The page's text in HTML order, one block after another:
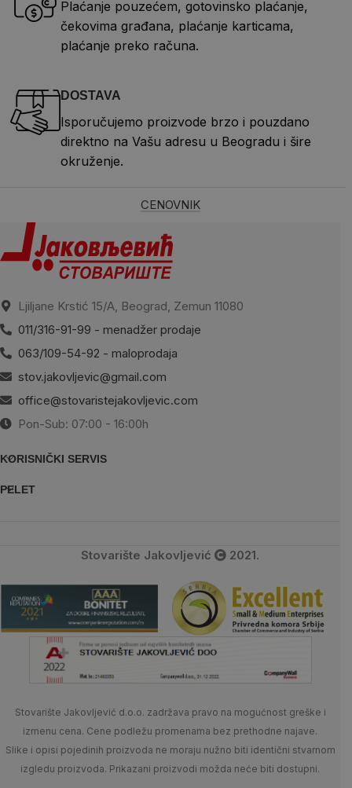
Plaćanje pouzećem, gotovinsko plaćanje,
čekovima građana, plaćanje karticama,
plaćanje preko računa.
DOSTAVA
Isporučujemo proizvode brzo i pouzdano
direktno na Vašu adresu u Beogradu i šire
okruženje.
CENOVNIK
Ljiljane Krstić 15/A, Beograd, Zemun 11080
011/316-91-99 - menadžer prodaje
063/109-54-92 - maloprodaja
stov.jakovljevic@gmail.com
office@stovaristejakovljevic.com
Pon-Sub: 07:00 - 16:00h
KORISNIČKI SERVIS
PELET
Stovarište Jakovljević 2021.
Stovarište Jakovljević d.o.o. zadržava pravo na mogućnost greške i
izmenu cena. Cene podležu promenama bez prethodne najave.
Slike i opisi pojedinih proizvoda ne moraju nužno biti identični stvarnom
izgledu proizvoda. Prikazani proizvodi možda neće biti dostupni.